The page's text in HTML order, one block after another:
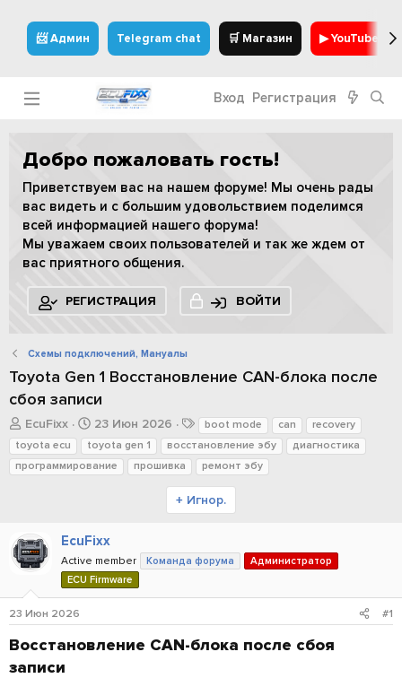
📨 Админ Telegram chat 🛒 Магазин ▶ YouTube
Вход Регистрация
Добро пожаловать гость!
Приветствуем вас на нашем форуме! Мы очень рады
вас видеть и с большим удовольствием поделимся
всей информацией нашего форума!
Мы уважаем своих пользователей и так же ждем от
вас приятного общения.
РЕГИСТРАЦИЯ ВОЙТИ
Схемы подключений, Мануалы
Toyota Gen 1 Восстановление CAN-блока после
сбоя записи
А
в
т
о
м
ы
EcuFixx
Д
а
т
а
а
л
а
23 Июн 2026
Т
е
г
и
boot mode can
recovery
toyota ecu
toyota gen 1 восстановление эбу
диагностика
программирование
прошивка ремонт эбу
+ Игнор.
EcuFixx
Active member Команда форума
Администратор
ECU Firmware
23 Июн 2026 #1
Восстановление CAN-блока после сбоя
записи​